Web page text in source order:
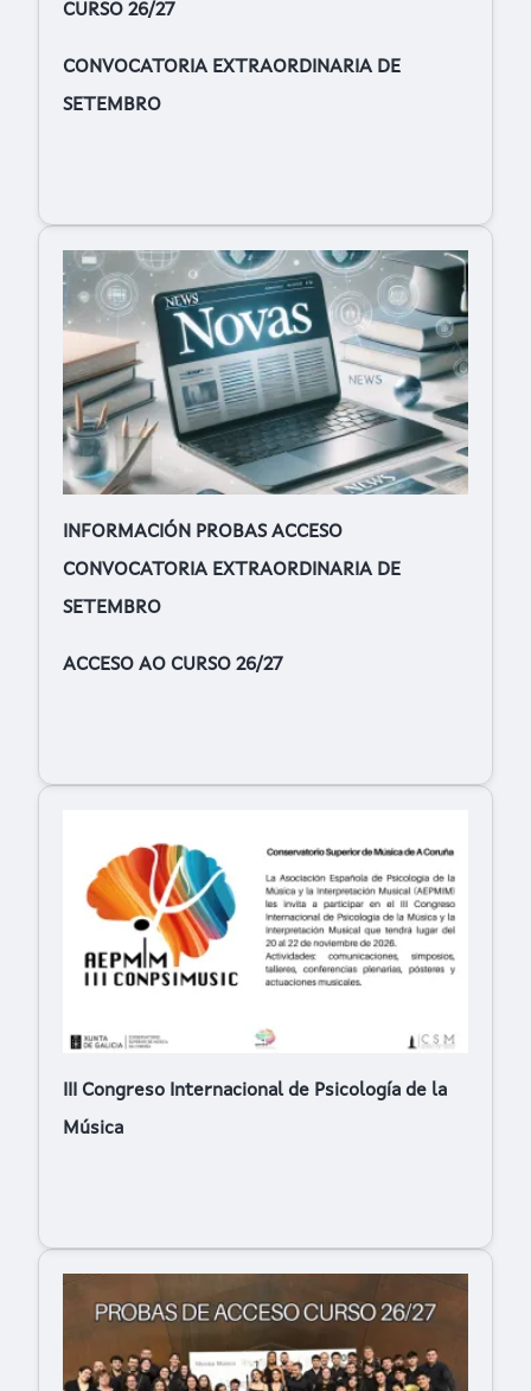
CURSO 26/27
CONVOCATORIA EXTRAORDINARIA DE
SETEMBRO
INFORMACIÓN PROBAS ACCESO
CONVOCATORIA EXTRAORDINARIA DE
SETEMBRO
ACCESO AO CURSO 26/27
III Congreso Internacional de Psicología de la
Música